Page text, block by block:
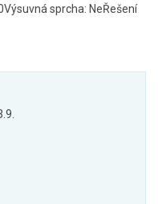
sprcha: NeŘešení